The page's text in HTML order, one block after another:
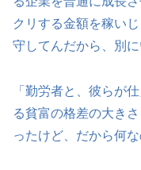
クリする金額を稼い
守してんだから、別に
「勤労者と、彼らが
る貧富の格差の大き
ったけど、だから何な